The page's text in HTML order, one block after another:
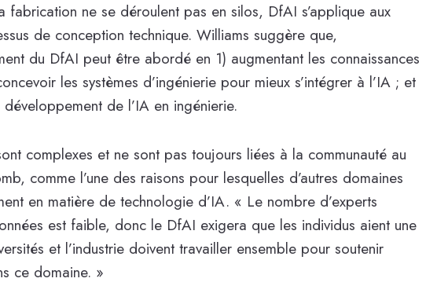
fabrication ne se déroulent pas en silos, DfAI s’applique aux
de conception technique. Williams suggère que,
du DfAI peut être abordé en 1) augmentant les connaissances
les systèmes d’ingénierie pour mieux s’intégrer à l’IA ; et
de l’IA en ingénierie.
complexes et ne sont pas toujours liées à la communauté au
comme l’une des raisons pour lesquelles d’autres domaines
en matière de technologie d’IA. « Le nombre d’experts
est faible, donc le DfAI exigera que les individus aient une
et l’industrie doivent travailler ensemble pour soutenir
ce domaine. »